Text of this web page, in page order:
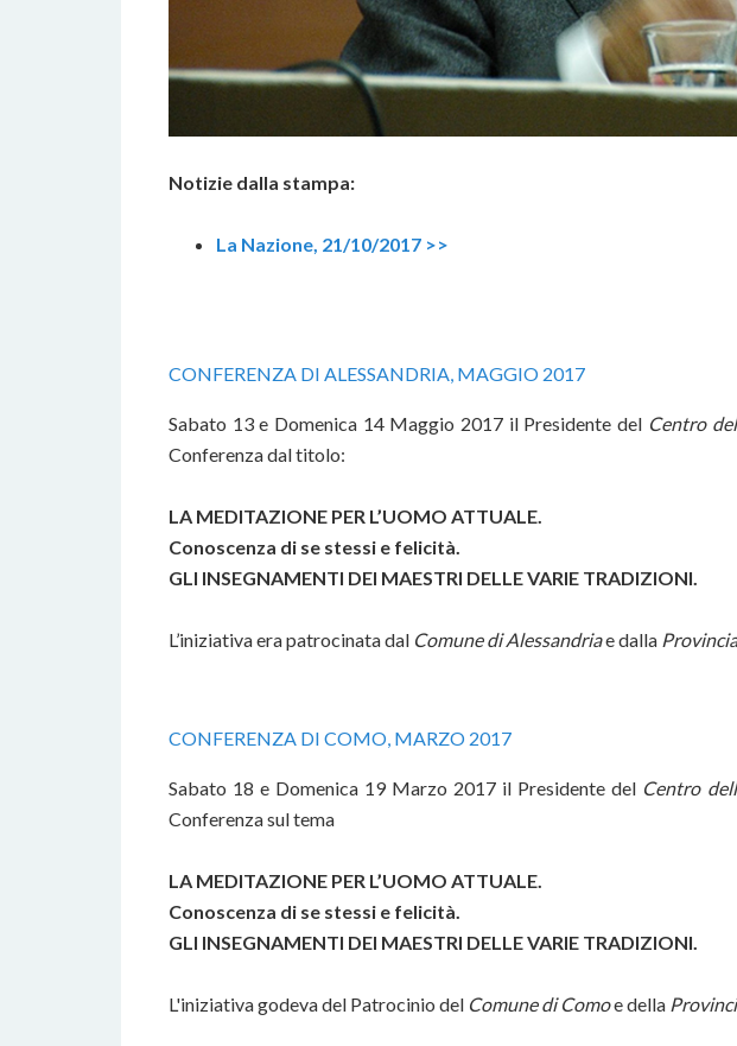
Notizie dalla stampa:
La Nazione, 21/10/2017 >>
CONFERENZA DI ALESSANDRIA, MAGGIO 2017
Sabato 13 e Domenica 14 Maggio 2017 il Presidente del Centro
Conferenza dal titolo:
LA MEDITAZIONE PER L’UOMO ATTUALE.
Conoscenza di se stessi e felicità.
GLI INSEGNAMENTI DEI MAESTRI DELLE VARIE TRADIZIONI.
L’iniziativa era patrocinata dal Comune di Alessandriae dalla
CONFERENZA DI COMO, MARZO 2017
Sabato 18 e Domenica 19 Marzo 2017 il Presidente del Centro
Conferenza sul tema
LA MEDITAZIONE PER L’UOMO ATTUALE.
Conoscenza di se stessi e felicità.
GLI INSEGNAMENTI DEI MAESTRI DELLE VARIE TRADIZIONI.
L'iniziativa godeva del Patrocinio del Comune di Comoe della